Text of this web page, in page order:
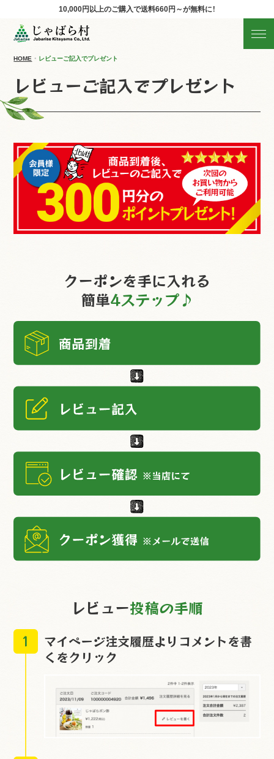
10,000円以上のご購入で送料660円～が無料に！
HOME レビューご記入でプレゼント
レビューご記入でプレゼント
クーポンを手に入れる
簡単4ステップ♪
レビュー投稿の手順
1
マイページ注文履歴よりコメントを書
くをクリック
じゃばらの商品を探す
産地直送!旬の商品
商品の分類から探す
ギフト
すべての商品を見る